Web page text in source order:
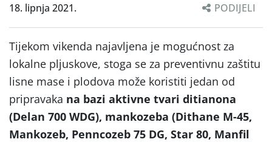
18. lipnja 2021. PODIJELI
Tijekom vikenda najavljena je mogućnost za
lokalne pljuskove, stoga se za preventivnu zaštitu
lisne mase i plodova može koristiti jedan od
pripravaka na bazi aktivne tvari ditianona
(Delan 700 WDG), mankozeba (Dithane M-45,
Mankozeb, Penncozeb 75 DG, Star 80, Manfil